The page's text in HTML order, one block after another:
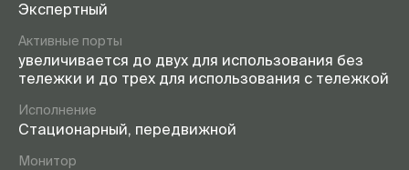
Экспертный
Активные порты
увеличивается до двух для использования без
тележки и до трех для использования с тележкой
Исполнение
Стационарный, передвижной
Монитор